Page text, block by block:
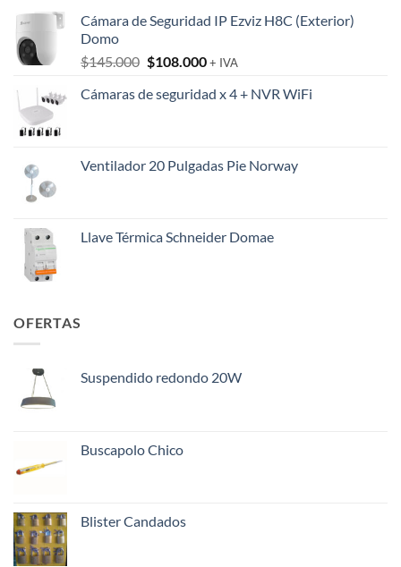
Cámara de Seguridad IP Ezviz H8C (Exterior)
Domo
$145.000 El
original
$108.000El
actual
+ IVA
Cámaras de seguridad x 4 + NVR WiFi
Ventilador 20 Pulgadas Pie Norway
Llave Térmica Schneider Domae
OFERTAS
Suspendido redondo 20W
Buscapolo Chico
Blister Candados